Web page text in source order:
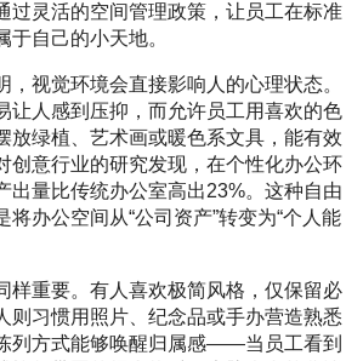
过灵活的空间管理政策，让员工在标准
于自己的小天地。
，视觉环境会直接影响人的心理状态。
让人感到压抑，而允许员工用喜欢的色
放绿植、艺术画或暖色系文具，能有效
创意行业的研究发现，在个性化办公环
出量比传统办公室高出23%。这种自由
将办公空间从“公司资产”转变为“个人能
样重要。有人喜欢极简风格，仅保留必
则习惯用照片、纪念品或手办营造熟悉
列方式能够唤醒归属感——当员工看到